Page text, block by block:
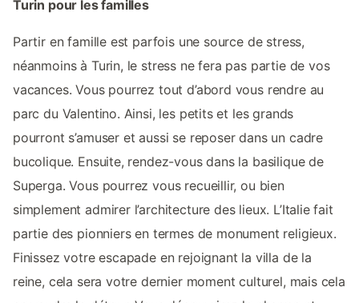
Turin pour les familles
Partir en famille est parfois une source de stress,
néanmoins à Turin, le stress ne fera pas partie de vos
vacances. Vous pourrez tout d’abord vous rendre au
parc du Valentino. Ainsi, les petits et les grands
pourront s’amuser et aussi se reposer dans un cadre
bucolique. Ensuite, rendez-vous dans la basilique de
Superga. Vous pourrez vous recueillir, ou bien
simplement admirer l’architecture des lieux. L’Italie fait
partie des pionniers en termes de monument religieux.
Finissez votre escapade en rejoignant la villa de la
reine, cela sera votre dernier moment culturel, mais cela